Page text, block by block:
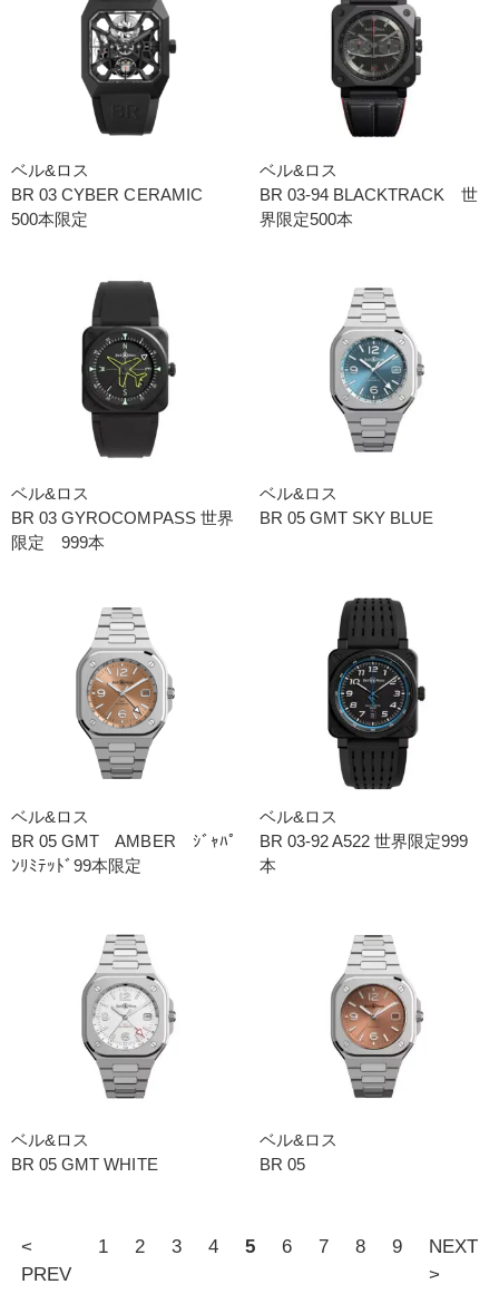
ベル&ロス
BR 03 CYBER CERAMIC
500本限定
ベル&ロス
BR 03-94 BLACKTRACK 世
界限定500本
ベル&ロス
BR 03 GYROCOMPASS 世界
限定 999本
ベル&ロス
BR 05 GMT SKY BLUE
ベル&ロス
BR 05 GMT AMBER ｼﾞｬﾊﾟ
ﾝﾘﾐﾃｯﾄﾞ99本限定
ベル&ロス
BR 03-92 A522 世界限定999
本
ベル&ロス
BR 05 GMT WHITE
ベル&ロス
BR 05
<
PREV
1 2 3 4 5 6 7 8 9
NEXT
>